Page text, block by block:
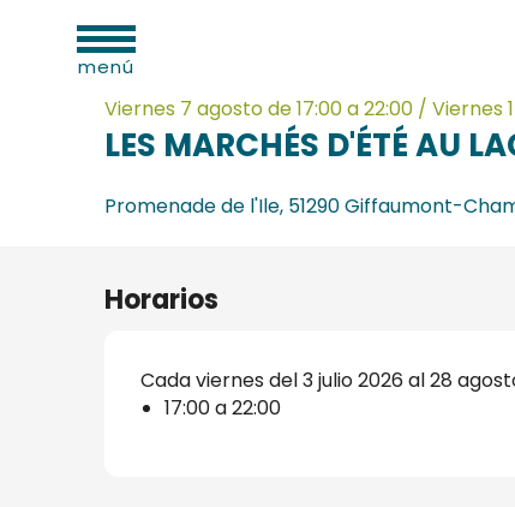
contenumenú
Inicio
Viernes 7 agosto de 17:00 a 22:00 / Viernes
LES MARCHÉS D'ÉTÉ AU
Promenade de l'Ile, 51290 Giffaumont-
Horarios
Cada viernes del 3 julio 2026 al 28
17:00 a 22:00